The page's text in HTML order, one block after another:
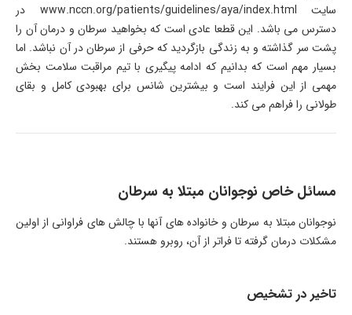
سایت www.nccn.org/patients/guidelines/aya/index.html در
دسترس می باشد. این قطعا عادی است که بخواهید سرطان و درمان آن را
پشت سر گذاشته و به زندگی بازگردید که حرفی از سرطان در آن نباشد. اما
بسیار مهم است که بدانیم که ادامه پیگیری با تیم مراقبت سلامت بخش
مهمی از این فرایند است و بیشترین شانس برای بهبودی کامل و بقای
طولانی را فراهم می کند.
مسائل خاص نوجوانان مبتلا به سرطان
نوجوانان مبتلا به سرطان و خانواده های آنها با چالش های فراوانی از اولین
مشکلات درمان گرفته تا فراتر از آن، روبرو هستند.
تاخیر در تشخیص